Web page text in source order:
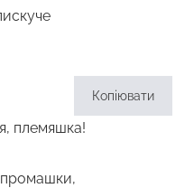
Копіювати
племяшка!